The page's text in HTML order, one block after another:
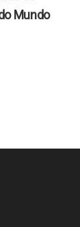
Mundo